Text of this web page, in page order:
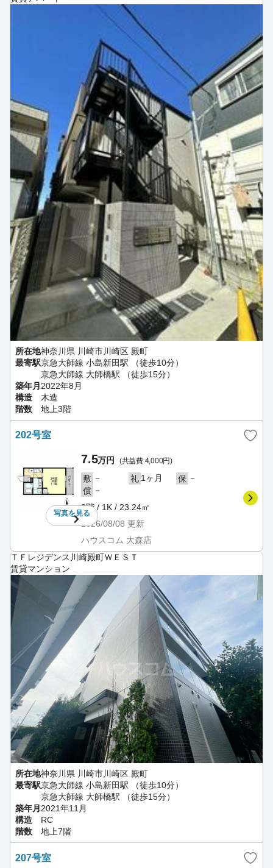
所在地神奈川県 川崎市川崎区 殿町
最寄駅京急大師線 小島新田駅 （徒歩10分）
京急大師線 大師橋駅 （徒歩15分）
築年月2022年8月
構造
木造
階数
地上3階
202号室
写真を見る
7.5万円 (共益費 4,000円)
敷 － 礼 1ヶ月 保 －
償 －
2階 / 1K / 23.24㎡
2026/08/08 更新
ハウスコム 大森店
ＴＦレジデンス川崎殿町ＷＥＳＴ
賃貸マンション
所在地神奈川県 川崎市川崎区 殿町
最寄駅京急大師線 小島新田駅 （徒歩10分）
京急大師線 大師橋駅 （徒歩15分）
築年月 2021年11月
構造
RC
階数
地上7階
207号室